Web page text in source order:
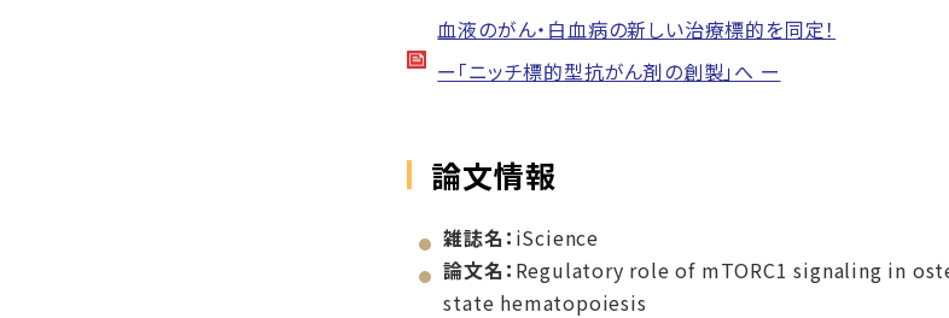
血液のがん・白血病の新しい治療標的を同定！
ー「ニッチ標的型抗がん剤の創製」へ ー
論文情報
雑誌名： iScience
論文名： Regulatory role of mTORC1 signaling in
state hematopoiesis